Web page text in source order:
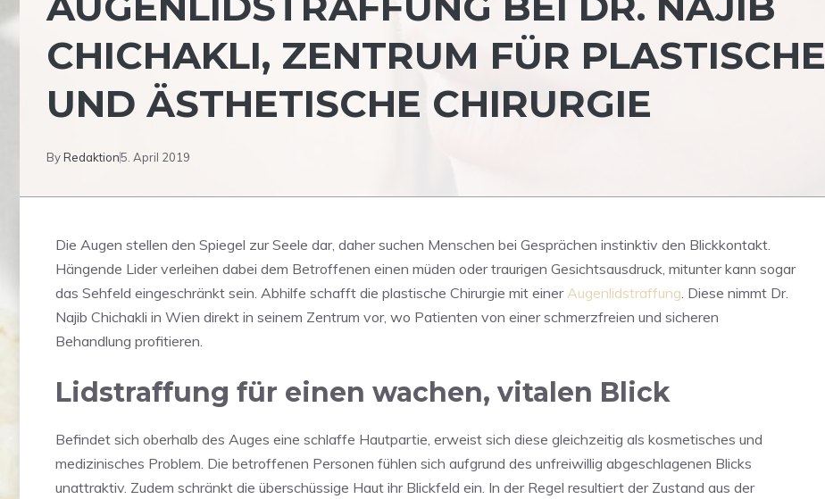
CHICHAKLI, ZENTRUM FÜR PLASTISCHE
UND ÄSTHETISCHE CHIRURGIE
ByRedaktion5. April 2019
Die Augen stellen den Spiegel zur Seele dar, daher suchen Menschen bei Gesprächen instinktiv den Blickkontakt.
Hängende Lider verleihen dabei dem Betroffenen einen müden oder traurigen Gesichtsausdruck, mitunter kann sogar
das Sehfeld eingeschränkt sein. Abhilfe schafft die plastische Chirurgie mit einerAugenlidstraffung. Diese nimmt Dr.
Najib Chichakli in Wien direkt in seinem Zentrum vor, wo Patienten von einer schmerzfreien und sicheren
Behandlung profitieren.
Lidstraffung für einen wachen, vitalen Blick
Befindet sich oberhalb des Auges eine schlaffe Hautpartie, erweist sich diese gleichzeitig als kosmetisches und
medizinisches Problem. Die betroffenen Personen fühlen sich aufgrund des unfreiwillig abgeschlagenen Blicks
unattraktiv. Zudem schränkt die überschüssige Haut ihr Blickfeld ein. In der Regel resultiert der Zustand aus der